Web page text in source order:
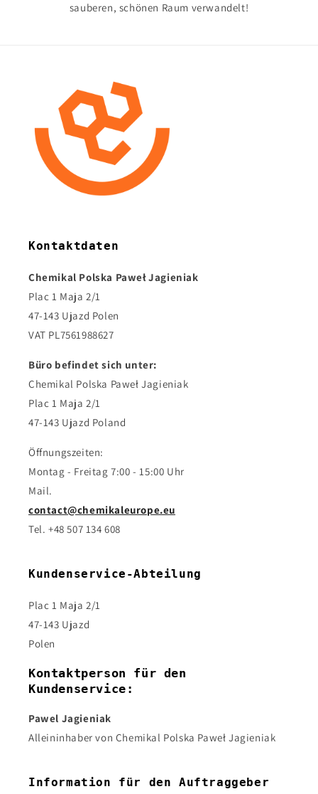
sauberen, schönen Raum verwandelt!
Kontaktdaten
Chemikal Polska Paweł Jagieniak
Plac 1 Maja 2/1
47-143 Ujazd Polen
VAT PL7561988627
Büro befindet sich unter:
Chemikal Polska Paweł Jagieniak
Plac 1 Maja 2/1
47-143 Ujazd Poland
Öffnungszeiten:
Montag - Freitag 7:00 - 15:00 Uhr
Mail.
contact@chemikaleurope.eu
Tel. +48 507 134 608
Kundenservice-Abteilung
Plac 1 Maja 2/1
47-143 Ujazd
Polen
Kontaktperson für den
Kundenservice:
Pawel Jagieniak
Alleininhaber von Chemikal Polska Paweł Jagieniak
Information für den Auftraggeber